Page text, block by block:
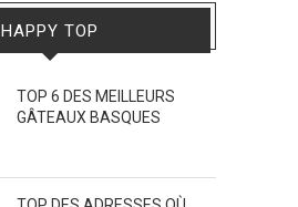
HAPPY TOP
TOP 6 DES MEILLEURS
GÂTEAUX BASQUES